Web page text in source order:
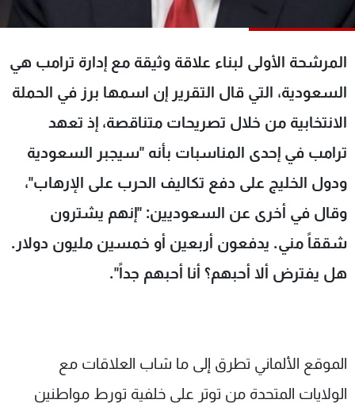
المرشحة الأولى لبناء علاقة وثيقة مع إدارة ترامب هي
السعودية، التي قال التقرير إن اسمها برز في الحملة
الانتخابية من خلال تصريحات متناقصة، إذ تعهد
ترامب في إحدى المناسبات بأنه "سيجبر السعودية
ودول الخليج على دفع تكاليف الحرب على الإرهاب"،
وقال في أخرى عن السعوديين: "إنهم يشترون
شققاً مني. يدفعون أربعين أو خمسين مليون دولار.
هل يفترض ألا أحبهم؟ أنا أحبهم جداً".
الموقع الألماني تطرق إلى ما شاب العلاقات مع
الولايات المتحدة من توتر على خلفية تورط مواطنين
عن MTV
لاعلاناتكم
وظائف
تواصل معنا
شروط الإسـتخدام